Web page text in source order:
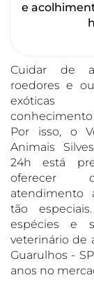
e
Cuidar de
roedores e
Por isso, o
Animais
24h está
oferecer
atendimento
tão
espécies e
veterinário de
Guarulhos -
anos no